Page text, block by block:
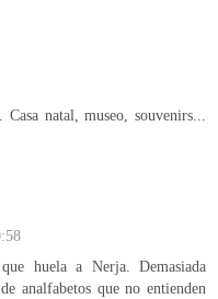
natal, museo, souvenirs...
huela a Nerja. Demasiada
analfabetos que no entienden